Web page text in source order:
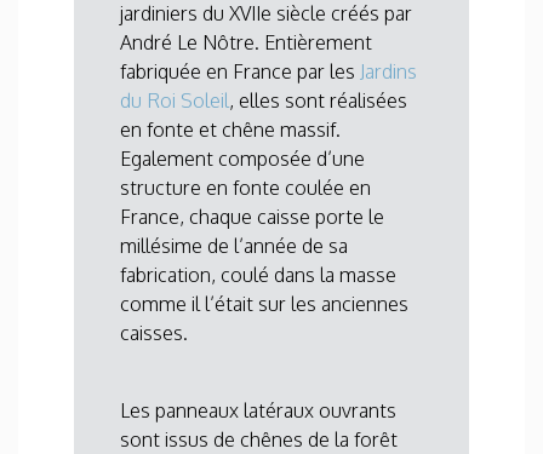
jardiniers du XVIIe siècle créés par
André Le Nôtre. Entièrement
fabriquée en France par les Jardins
du Roi Soleil, elles sont réalisées
en fonte et chêne massif.
Egalement composée d’une
structure en fonte coulée en
France, chaque caisse porte le
millésime de l’année de sa
fabrication, coulé dans la masse
comme il l’était sur les anciennes
caisses.
Les panneaux latéraux ouvrants
sont issus de chênes de la forêt